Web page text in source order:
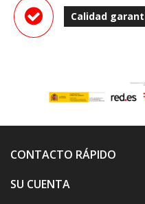
Calidad
CONTACTO RÁPIDO
SU CUENTA